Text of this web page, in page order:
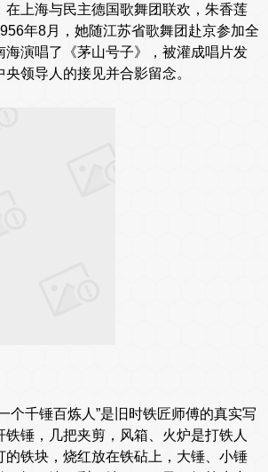
在上海与民主德国歌舞团联欢，朱香莲
年8月，她随江苏省歌舞团赴京参加全
海演唱了《茅山号子》，被灌成唱片发
领导人的接见并合影留念。
个千锤百炼人”是旧时铁匠师傅的真实写
铁锤，几把夹剪，风箱、火炉是打铁人
的铁块，烧红放在铁砧上，大锤、小锤